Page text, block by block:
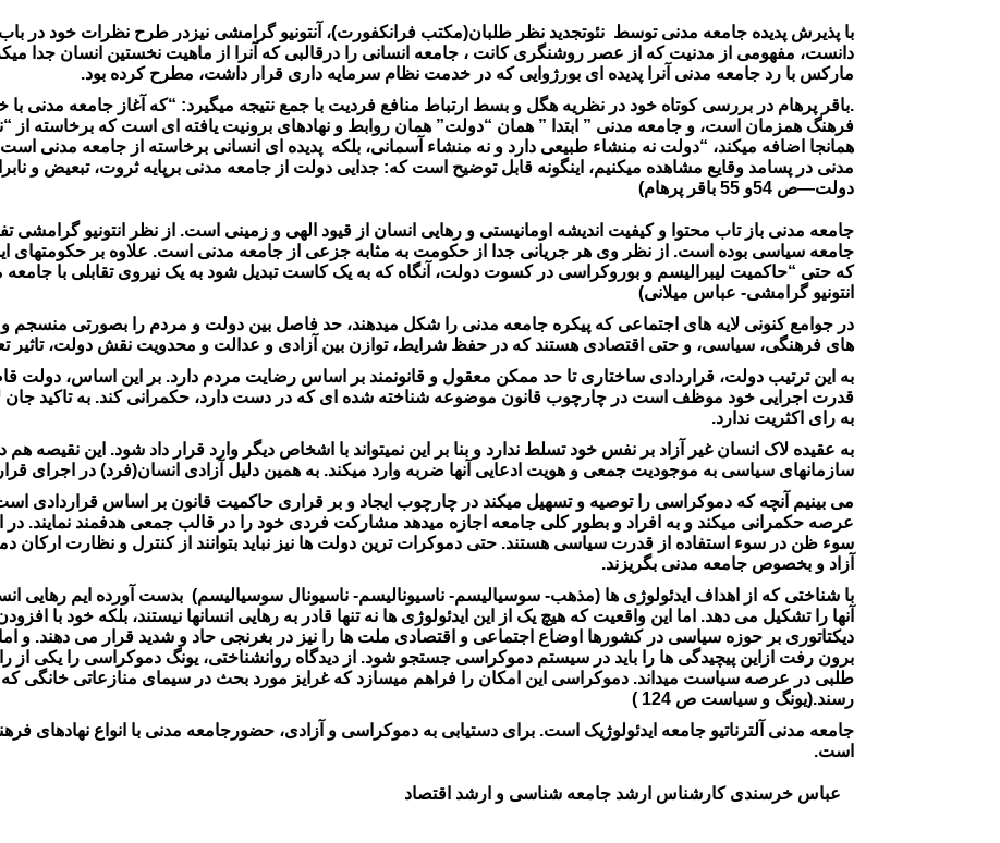
با پذیرش پدیده جامعه مدنی توسط نئوتجدید نظر طلبان(مکتب فرانکفورت)، آنتونیو گرامشی نیزدر طرح نظرات خود در
دانست، مفهومی از مدنیت که از عصر روشنگری کانت ، جامعه انسانی را درقالبی که آنرا از ماهیت نخستین انسان جدا
مارکس با رد جامعه مدنی آنرا پدیده ای بورژوایی که در خدمت نظام سرمایه داری قرار داشت، مطرح کرده بود.
.باقر پرهام در بررسی کوتاه خود در نظریه هگل و بسط ارتباط منافع فردیت با جمع نتیجه میگیرد: “که آغاز جامعه مدنی
فرهنگ همزمان است، و جامعه مدنی ” ابتدا ” همان “دولت” همان روابط و نهادهای برونیت یافته ای است که برخاسته از
همانجا اضافه میکند، “دولت نه منشاء طبیعی دارد و نه منشاء آسمانی، بلکه پدیده ای انسانی برخاسته از جامعه مدنی
مدنی در پسامد وقایع مشاهده میکنیم، اینگونه قابل توضیح است که: جدایی دولت از جامعه مدنی برپایه ثروت، تبعیض و
دولت—ص 54و 55 باقر پرهام)
جامعه مدنی باز تاب محتوا و کیفیت اندیشه اومانیستی و رهایی انسان از قیود الهی و زمینی است. از نظر انتونیو
جامعه سیاسی بوده است. از نظر وی هر جریانی جدا از حکومت به مثابه جزعی از جامعه مدنی است. علاوه بر حکومتهای
که حتی “حاکمیت لیبرالیسم و بوروکراسی در کسوت دولت، آنگاه که به یک کاست تبدیل شود به یک نیروی تقابلی با
انتونیو گرامشی- عباس میلانی)
در جوامع کنونی لایه های اجتماعی که پیکره جامعه مدنی را شکل میدهند، حد فاصل بین دولت و مردم را بصورتی منسجم و
های فرهنگی، سیاسی، و حتی اقتصادی هستند که در حفظ شرایط، توازن بین آزادی و عدالت و محدویت نقش دولت، تاثیر
به این ترتیب دولت، قراردادی ساختاری تا حد ممکن معقول و قانونمند بر اساس رضایت مردم دارد. بر این اساس،
قدرت اجرایی خود موظف است در چارچوب قانون موضوعه شناخته شده ای که در دست دارد، حکمرانی کند. به تاکید
به رای اکثریت ندارد.
به عقیده لاک انسان غیر آزاد بر نفس خود تسلط ندارد و بنا بر این نمیتواند با اشخاص دیگر وارد قرار داد شود. این نقیصه
سازمانهای سیاسی به موجودیت جمعی و هویت ادعایی آنها ضربه وارد میکند. به همین دلیل آزادی انسان(فرد) در اجرای
می بینیم آنچه که دموکراسی را توصیه و تسهیل میکند در چارچوب ایجاد و بر قراری حاکمیت قانون بر اساس قراردادی
عرصه حکمرانی میکند و به افراد و بطور کلی جامعه اجازه میدهد مشارکت فردی خود را در قالب جمعی هدفمند نمایند. در
سوء ظن در سوء استفاده از قدرت سیاسی هستند. حتی دموکرات ترین دولت ها نیز نباید بتوانند از کنترل و نظارت ارکان
آزاد و بخصوص جامعه مدنی بگریزند.
با شناختی که از اهداف ایدئولوژی ها (مذهب- سوسیالیسم- ناسیونالیسم- ناسیونال سوسیالیسم) بدست آورده ایم رهایی
آنها را تشکیل می دهد. اما این واقعیت که هیچ یک از این ایدئولوژی ها نه تنها قادر به رهایی انسانها نیستند، بلکه خود با
دیکتاتوری بر حوزه سیاسی در کشورها اوضاع اجتماعی و اقتصادی ملت ها را نیز در بغرنجی حاد و شدید قرار می دهند. و اما
برون رفت ازاین پیچیدگی ها را باید در سیستم دموکراسی جستجو شود. از دیدگاه روانشناختی، یونگ دموکراسی را یکی از
طلبی در عرصه سیاست میداند. دموکراسی این امکان را فراهم میسازد که غرایز مورد بحث در سیمای منازعاتی خانگی
رسند.(یونگ و سیاست ص 124 )
جامعه مدنی آلترناتیو جامعه ایدئولوژیک است. برای دستیابی به دموکراسی و آزادی، حضورجامعه مدنی با انواع نهادهای
است.
عباس خرسندی کارشناس ارشد جامعه شناسی و ارشد اقتصاد